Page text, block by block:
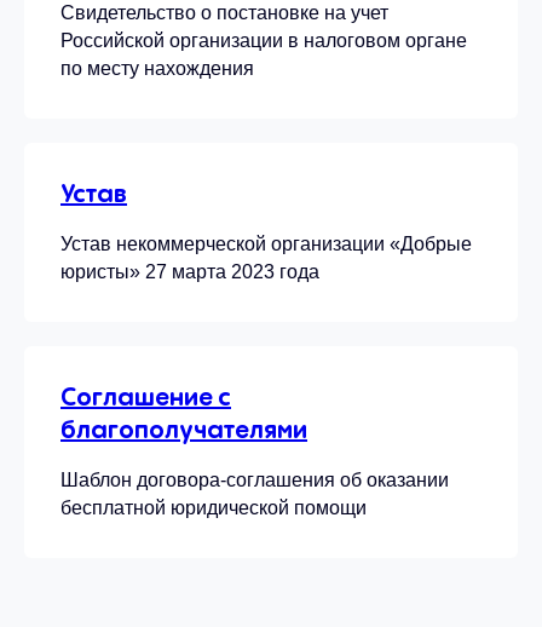
Свидетельство о постановке на учет
Российской организации в налоговом органе
по месту нахождения
Устав
Устав некоммерческой организации «Добрые
юристы» 27 марта 2023 года
Соглашение с
благополучателями
Шаблон договора-соглашения об оказании
бесплатной юридической помощи